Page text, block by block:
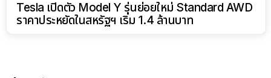
Tesla เปิดตัว Model Y รุ่นย่อยใหม่ Standard AWD
ราคาประหยัดในสหรัฐฯ เริ่ม 1.4 ล้านบาท